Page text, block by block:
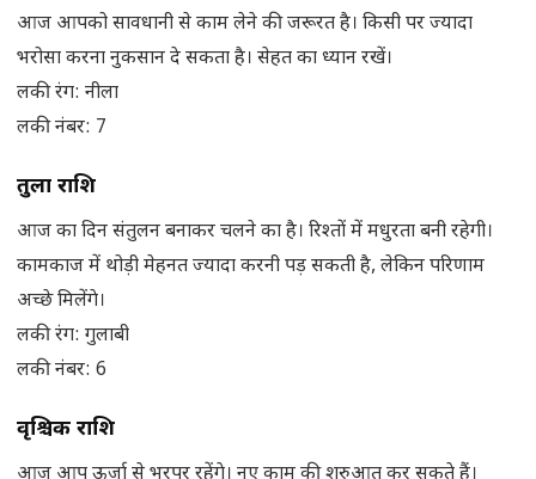
आज आपको सावधानी से काम लेने की जरूरत है। किसी पर ज्यादा
भरोसा करना नुकसान दे सकता है। सेहत का ध्यान रखें।
लकी रंग: नीला
लकी नंबर: 7
तुला राशि
आज का दिन संतुलन बनाकर चलने का है। रिश्तों में मधुरता बनी रहेगी।
कामकाज में थोड़ी मेहनत ज्यादा करनी पड़ सकती है, लेकिन परिणाम
अच्छे मिलेंगे।
लकी रंग: गुलाबी
लकी नंबर: 6
वृश्चिक राशि